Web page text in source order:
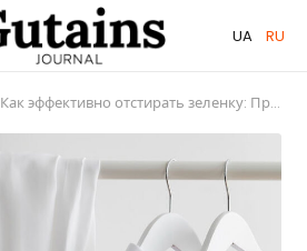
UA RU
Как эффективно отстирать зеленку: Проверенные методы